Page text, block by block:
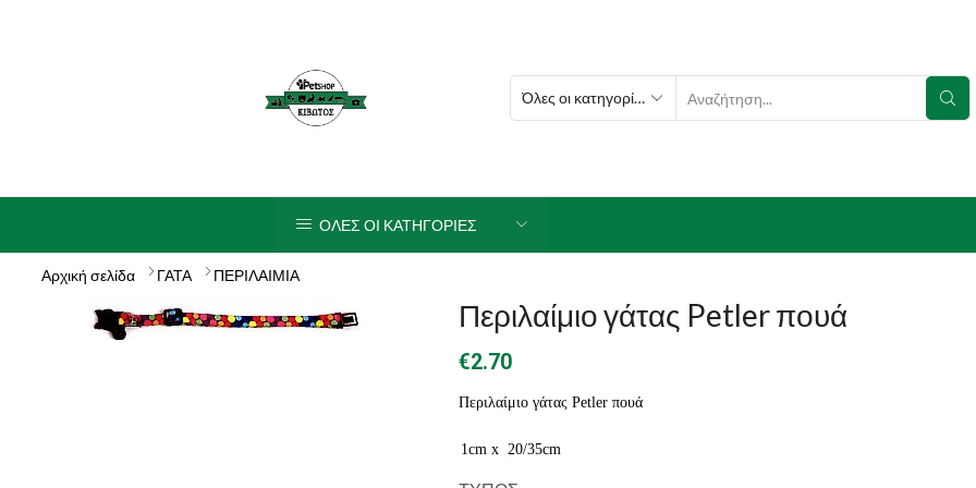
SEARCH
ΟΛΕΣ ΟΙ ΚΑΤΗΓΟΡΙΕΣ
Αρχική σελίδα ΓΑΤΑ ΠΕΡΙΛΑΙΜΙΑ
Περιλαίμιο γάτας Petler πουά
€2.70
Περιλαίμιο γάτας Petler πουά
1cm x 20/35cm